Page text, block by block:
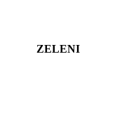
ZELENI